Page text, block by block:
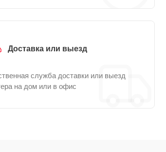
Доставка или выезд
служба доставки или выезд
на дом или в офис